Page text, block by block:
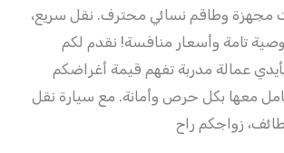
مجهزة وطاقم نسائي محترف. نقل سريع،
تامة وأسعار منافسة! نقدم لكم
عمالة مدربة تفهم قيمة أغراضكم
معها بكل حرص وأمانة. مع سيارة نقل
زواجكم راح